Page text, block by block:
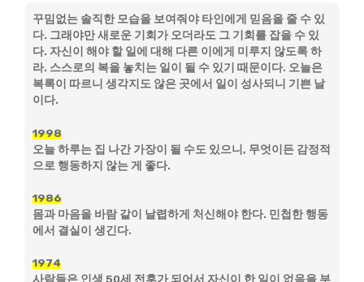
꾸밈없는 솔직한 모습을 보여줘야 타인에게 믿음을 줄 수 있
다. 그래야만 새로운 기회가 오더라도 그 기회를 잡을 수 있
다. 자신이 해야 할 일에 대해 다른 이에게 미루지 않도록 하
라. 스스로의 복을 놓치는 일이 될 수 있기 때문이다. 오늘은
복록이 따르니 생각지도 않은 곳에서 일이 성사되니 기쁜 날
이다.
1998
오늘 하루는 집 나간 가장이 될 수도 있으니, 무엇이든 감정적
으로 행동하지 않는 게 좋다.
1986
몸과 마음을 바람 같이 날렵하게 처신해야 한다. 민첩한 행동
에서 결실이 생긴다.
1974
사람들은 인생 50세 전후가 되어서 자신이 한 일이 없음을 부